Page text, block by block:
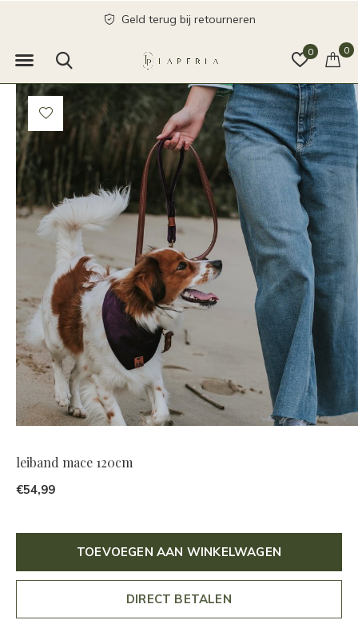
0 0
Geld terug bij retourneren
leiband mace 120cm
€54,99
TOEVOEGEN AAN WINKELWAGEN
DIRECT BETALEN